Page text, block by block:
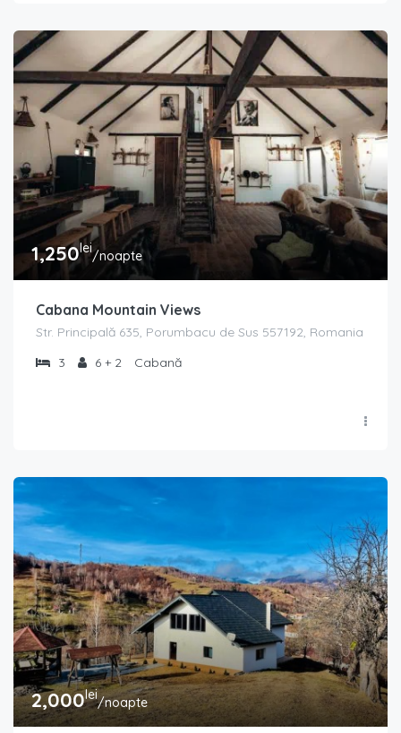
1,250lei/noapte
Cabana Mountain Views
Str. Principală 635, Porumbacu de Sus 557192, Romania
3
6 + 2 Cabană
2,000lei/noapte